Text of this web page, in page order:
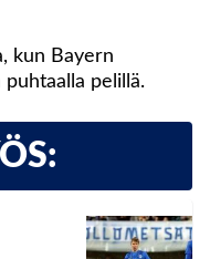
kun Bayern
pelillä.